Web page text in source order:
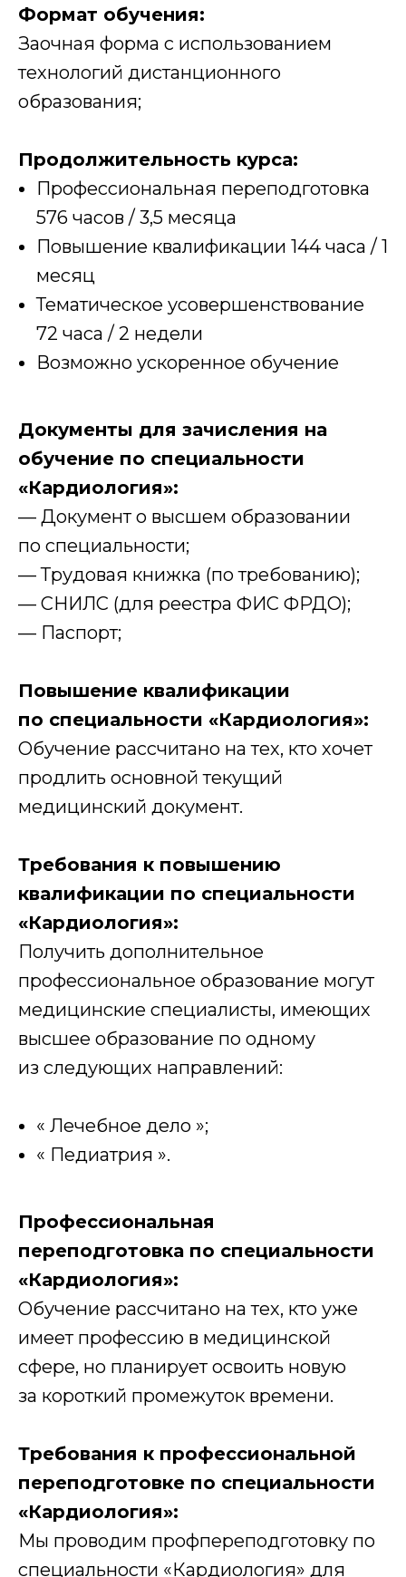
Формат обучения:
Заочная форма с использованием
технологий дистанционного
образования;
Продолжительность курса:
Профессиональная переподготовка
576 часов / 3,5 месяца
Повышение квалификации 144 часа / 1
месяц
Тематическое усовершенствование
72 часа / 2 недели
Возможно ускоренное обучение
Документы для зачисления на
обучение по специальности
«Кардиология»:
— Документ о высшем образовании
по специальности;
— Трудовая книжка (по требованию);
— СНИЛС (для реестра ФИС ФРДО);
— Паспорт;
Повышение квалификации
по специальности «Кардиология»:
Обучение рассчитано на тех, кто хочет
продлить основной текущий
медицинский документ.
Требования к повышению
квалификации по специальности
«Кардиология»:
Получить дополнительное
профессиональное образование могут
медицинские специалисты, имеющих
высшее образование по одному
из следующих направлений:
« Лечебное дело »;
« Педиатрия ».
Профессиональная
переподготовка по специальности
«Кардиология»:
Обучение рассчитано на тех, кто уже
имеет профессию в медицинской
сфере, но планирует освоить новую
за короткий промежуток времени.
Требования к профессиональной
переподготовке по специальности
«Кардиология»:
Мы проводим профпереподготовку по
специальности «Кардиология» для